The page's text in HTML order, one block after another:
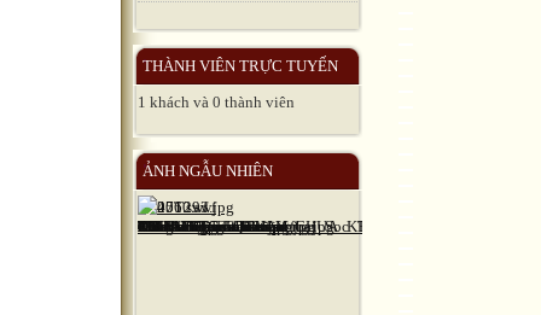
THÀNH VIÊN TRỰC TUYẾN
1 khách và 0 thành viên
ẢNH NGẪU NHIÊN